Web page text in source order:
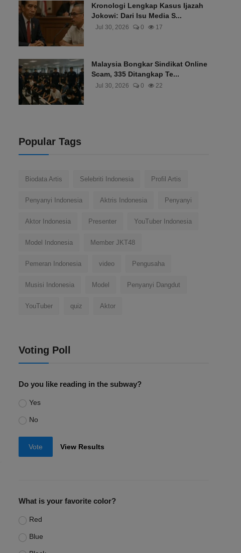
Kronologi Lengkap Kasus Ijazah
Jokowi: Dari Isu Media S...
Jul 30, 2026 0 17
Malaysia Bongkar Sindikat Online
Scam, 335 Ditangkap Te...
Jul 30, 2026 0 22
Popular Tags
Biodata Artis Selebriti Indonesia Profil Artis
Penyanyi Indonesia Aktris Indonesia Penyanyi
Aktor Indonesia Presenter YouTuber Indonesia
Model Indonesia Member JKT48
Pemeran Indonesia video Pengusaha
Musisi Indonesia Model Penyanyi Dangdut
YouTuber quiz Aktor
Voting Poll
Do you like reading in the subway?
Yes
No
Vote View Results
What is your favorite color?
Red
Blue